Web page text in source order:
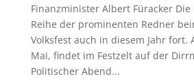
Finanzminister Albert Füracker Die
Reihe der prominenten Redner
Volksfest auch in diesem Jahr fort.
Mai, findet im Festzelt auf der
Politischer Abend...